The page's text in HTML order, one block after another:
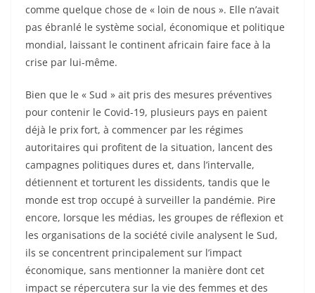
comme quelque chose de « loin de nous ». Elle n’avait
pas ébranlé le système social, économique et politique
mondial, laissant le continent africain faire face à la
crise par lui-même.
Bien que le « Sud » ait pris des mesures préventives
pour contenir le Covid-19, plusieurs pays en paient
déjà le prix fort, à commencer par les régimes
autoritaires qui profitent de la situation, lancent des
campagnes politiques dures et, dans l’intervalle,
détiennent et torturent les dissidents, tandis que le
monde est trop occupé à surveiller la pandémie. Pire
encore, lorsque les médias, les groupes de réflexion et
les organisations de la société civile analysent le Sud,
ils se concentrent principalement sur l’impact
économique, sans mentionner la manière dont cet
impact se répercutera sur la vie des femmes et des